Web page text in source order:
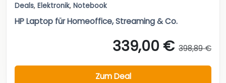
Deals, Elektronik, Notebook
HP Laptop für Homeoffice, Streaming & Co.
339,00 € 398,89 €
Zum Deal